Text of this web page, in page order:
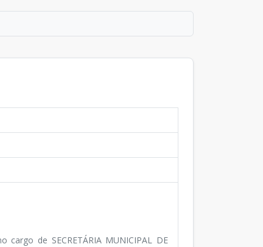
cargo de SECRETÁRIA MUNICIPAL DE